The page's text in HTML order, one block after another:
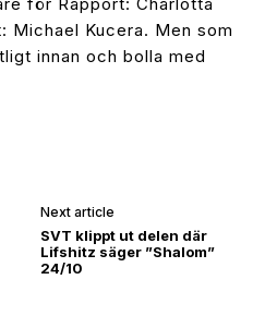
för Rapport: Charlotta
Michael Kucera. Men som
innan och bolla med
Next article
SVT klippt ut delen där
Lifshitz säger ”Shalom”
24/10